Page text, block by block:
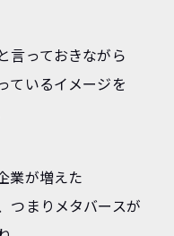
言っておきながら
ているイメージを
業が増えた
つまりメタバースが